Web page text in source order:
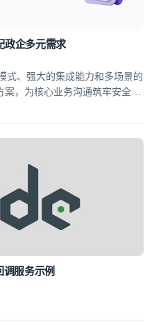
政企多元需求
式、强大的集成能力和多场景的
，为核心业务沟通筑牢安全防
调服务示例